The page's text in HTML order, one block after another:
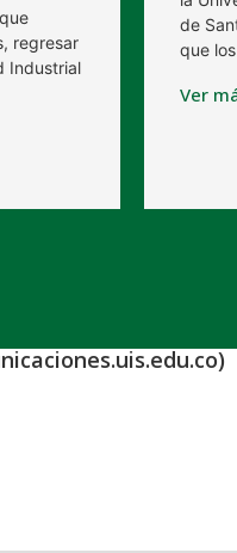
regresar
Industrial
de
que los
Ver